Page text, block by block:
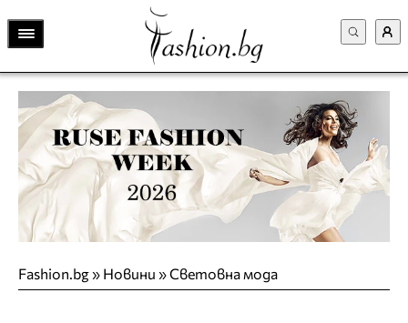
Fashion.bg» Новини »Световна мода